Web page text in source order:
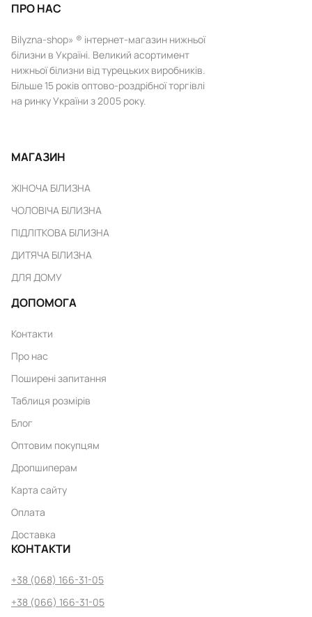
ПРО НАС
Bilyzna-shop» ® інтернет-магазин нижньої
білизни в Україні. Великий асортимент
нижньої білизни від турецьких виробників.
Більше 15 років оптово-роздрібної торгівлі
на ринку України з 2005 року.
МАГАЗИН
ЖІНОЧА БІЛИЗНА
ЧОЛОВІЧА БІЛИЗНА
ПІДЛІТКОВА БІЛИЗНА
ДИТЯЧА БІЛИЗНА
ДЛЯ ДОМУ
ДОПОМОГА
Контакти
Про нас
Поширені запитання
Таблиця розмірів
Блог
Оптовим покупцям
Дропшиперам
Карта сайту
Оплата
Доставка
КОНТАКТИ
+38 (068) 166-31-05
+38 (066) 166-31-05